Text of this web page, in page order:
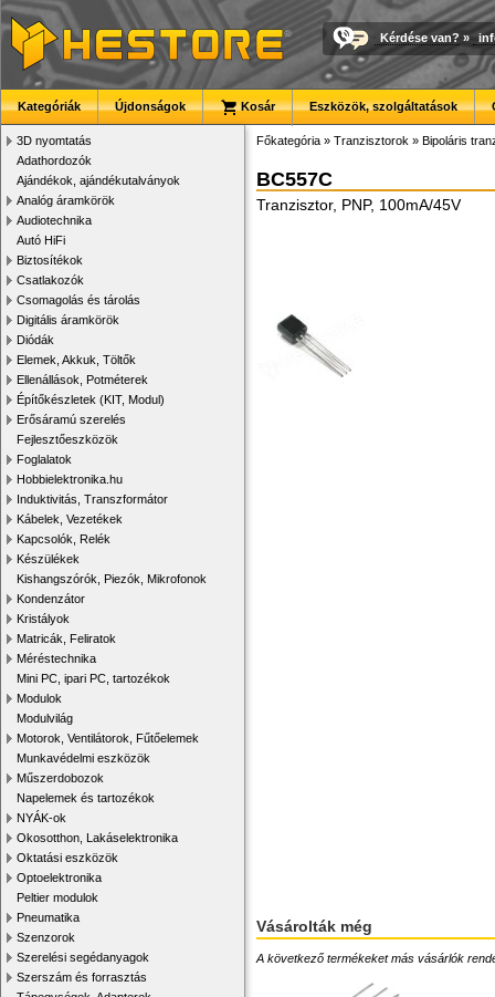
Kérdése van? »
Kategóriák Újdonságok Kosár Eszközök, szolgáltatások
3D nyomtatás
Adathordozók
Ajándékok, ajándékutalványok
Analóg áramkörök
Audiotechnika
Autó HiFi
Biztosítékok
Csatlakozók
Csomagolás és tárolás
Digitális áramkörök
Diódák
Elemek, Akkuk, Töltők
Ellenállások, Potméterek
Építőkészletek (KIT, Modul)
Erősáramú szerelés
Fejlesztőeszközök
Foglalatok
Hobbielektronika.hu
Induktivitás, Transzformátor
Kábelek, Vezetékek
Kapcsolók, Relék
Készülékek
Kishangszórók, Piezók, Mikrofonok
Kondenzátor
Kristályok
Matricák, Feliratok
Méréstechnika
Mini PC, ipari PC, tartozékok
Modulok
Modulvilág
Motorok, Ventilátorok, Fűtőelemek
Munkavédelmi eszközök
Műszerdobozok
Napelemek és tartozékok
NYÁK-ok
Okosotthon, Lakáselektronika
Oktatási eszközök
Optoelektronika
Peltier modulok
Pneumatika
Szenzorok
Szerelési segédanyagok
Szerszám és forrasztás
Főkategória » Tranzisztorok » Bipoláris
BC557C
Tranzisztor, PNP, 100mA/45V
Vásárolták még
A következő termékeket más vásárlók